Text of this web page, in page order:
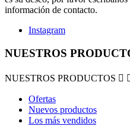
información de contacto.
Instagram
NUESTROS
NUESTROS PRODUCTOS 
Ofertas
Nuevos productos
Los más vendidos